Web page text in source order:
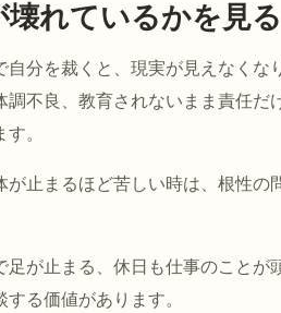
れているかを見る
自分を裁くと、現実が見えなくな
不良、教育されないまま責任だ
。
が止まるほど苦しい時は、根性の
が止まる、休日も仕事のことが
る価値があります。